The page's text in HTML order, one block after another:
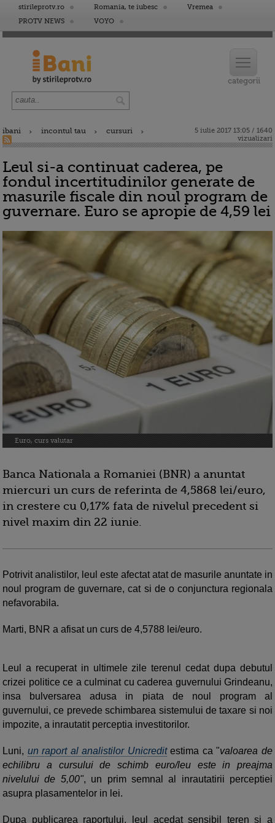
stirileprotv.ro Romania, te iubesc
Vremea
PROTV NEWS
VOYO
ibani incontul tau cursuri
5 iulie 2017 13:05 / 1640
vizualizari
Leul si-a continuat caderea, pe
fondul incertitudinilor generate de
masurile fiscale din noul program de
guvernare. Euro se apropie de 4,59 lei
Euro, curs valutar
Banca Nationala a Romaniei (BNR) a anuntat
miercuri un curs de referinta de 4,5868 lei/euro,
in crestere cu 0,17% fata de nivelul precedent si
nivel maxim din 22 iunie.
Potrivit analistilor, leul este afectat atat de masurile anuntate in
noul program de guvernare, cat si de o conjunctura regionala
nefavorabila.
Marti, BNR a afisat un curs de 4,5788 lei/euro.
Leul a recuperat in ultimele zile terenul cedat dupa debutul
crizei politice ce a culminat cu caderea guvernului Grindeanu,
insa bulversarea adusa in piata de noul program al
guvernului, ce prevede schimbarea sistemului de taxare si noi
impozite, a inrautatit perceptia investitorilor.
Luni, un raport al analistilor Unicreditestima ca "valoarea de
echilibru a cursului de schimb euro/leu este in preajma
nivelului de 5,00", un prim semnal al inrautatirii perceptiei
asupra plasamentelor in lei.
Dupa publicarea raportului, leul acedat sensibil teren si a